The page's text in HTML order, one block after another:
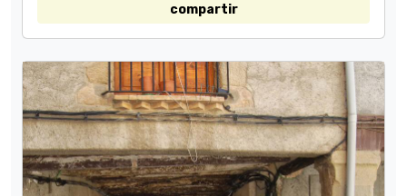
compartir